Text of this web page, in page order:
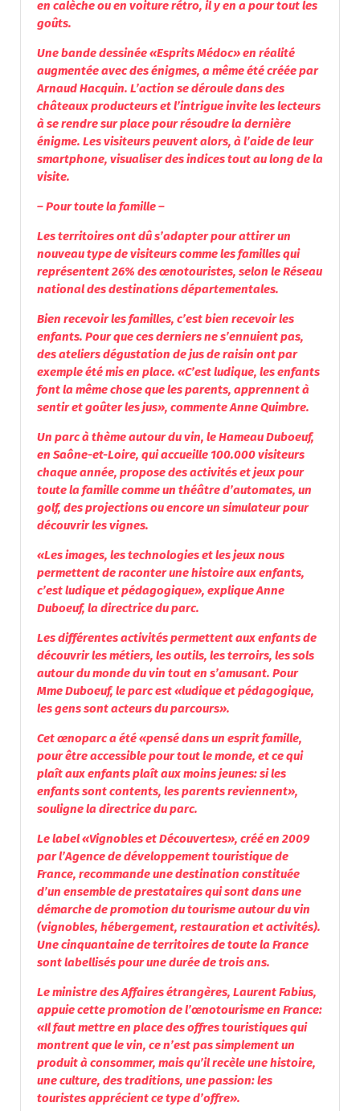
en calèche ou en voiture rétro, il y en a pour tout les
goûts.
Une bande dessinée «Esprits Médoc» en réalité
augmentée avec des énigmes, a même été créée par
Arnaud Hacquin. L’action se déroule dans des
châteaux producteurs et l’intrigue invite les lecteurs
à se rendre sur place pour résoudre la dernière
énigme. Les visiteurs peuvent alors, à l’aide de leur
smartphone, visualiser des indices tout au long de la
visite.
– Pour toute la famille –
Les territoires ont dû s’adapter pour attirer un
nouveau type de visiteurs comme les familles qui
représentent 26% des œnotouristes, selon le Réseau
national des destinations départementales.
Bien recevoir les familles, c’est bien recevoir les
enfants. Pour que ces derniers ne s’ennuient pas,
des ateliers dégustation de jus de raisin ont par
exemple été mis en place. «C’est ludique, les enfants
font la même chose que les parents, apprennent à
sentir et goûter les jus», commente Anne Quimbre.
Un parc à thème autour du vin, le Hameau Duboeuf,
en Saône-et-Loire, qui accueille 100.000 visiteurs
chaque année, propose des activités et jeux pour
toute la famille comme un théâtre d’automates, un
golf, des projections ou encore un simulateur pour
découvrir les vignes.
«Les images, les technologies et les jeux nous
permettent de raconter une histoire aux enfants,
c’est ludique et pédagogique», explique Anne
Duboeuf, la directrice du parc.
Les différentes activités permettent aux enfants de
découvrir les métiers, les outils, les terroirs, les sols
autour du monde du vin tout en s’amusant. Pour
Mme Duboeuf, le parc est «ludique et pédagogique,
les gens sont acteurs du parcours».
Cet œnoparc a été «pensé dans un esprit famille,
pour être accessible pour tout le monde, et ce qui
plaît aux enfants plaît aux moins jeunes: si les
enfants sont contents, les parents reviennent»,
souligne la directrice du parc.
Le label «Vignobles et Découvertes», créé en 2009
par l’Agence de développement touristique de
France, recommande une destination constituée
d’un ensemble de prestataires qui sont dans une
démarche de promotion du tourisme autour du vin
(vignobles, hébergement, restauration et activités).
Une cinquantaine de territoires de toute la France
sont labellisés pour une durée de trois ans.
Le ministre des Affaires étrangères, Laurent Fabius,
appuie cette promotion de l’œnotourisme en France:
«Il faut mettre en place des offres touristiques qui
montrent que le vin, ce n’est pas simplement un
produit à consommer, mais qu’il recèle une histoire,
une culture, des traditions, une passion: les
touristes apprécient ce type d’offre».